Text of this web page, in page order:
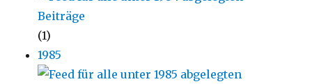
(1)
1985